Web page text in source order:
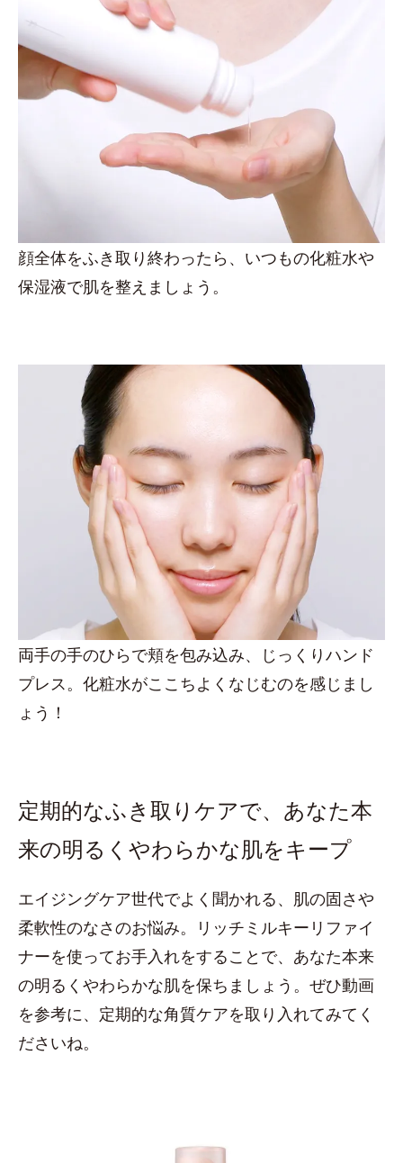
顔全体をふき取り終わったら、いつもの化粧水や
保湿液で肌を整えましょう。
両手の手のひらで頬を包み込み、じっくりハンド
プレス。化粧水がここちよくなじむのを感じまし
ょう！
定期的なふき取りケアで、あなた本
来の明るくやわらかな肌をキープ
エイジングケア世代でよく聞かれる、肌の固さや
柔軟性のなさのお悩み。リッチミルキーリファイ
ナーを使ってお手入れをすることで、あなた本来
の明るくやわらかな肌を保ちましょう。ぜひ動画
を参考に、定期的な角質ケアを取り入れてみてく
ださいね。